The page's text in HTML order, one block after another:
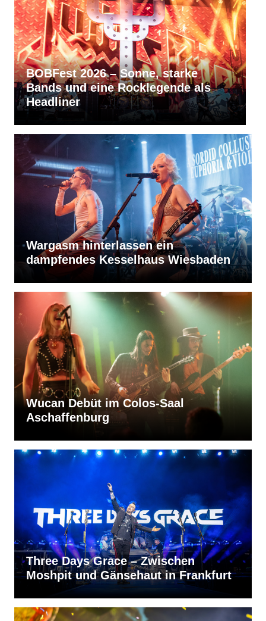
als
RVBang Festival 2026 –
bleibt die Metal-Hochburg des
Südens
Wargasm hinterlassen ein
dampfendes Kesselhaus Wiesbaden
Wucan Debüt im Colos-Saal
Aschaffenburg
Three Days Grace – Zwischen
Moshpit und Gänsehaut in Frankfurt